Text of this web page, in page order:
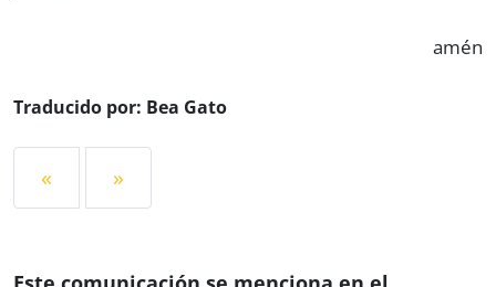
amén
Traducido por: Bea Gato
« »